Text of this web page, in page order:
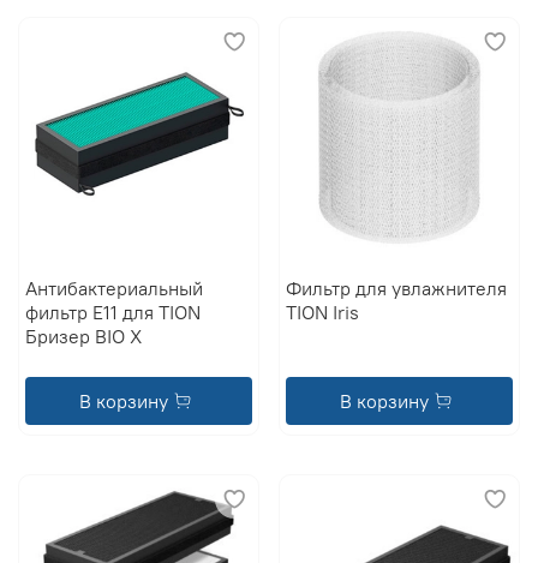
Антибактериальный
фильтр Е11 для TION
Бризер BIO X
В корзину
Фильтр для увлажнителя
TION Iris
В корзину